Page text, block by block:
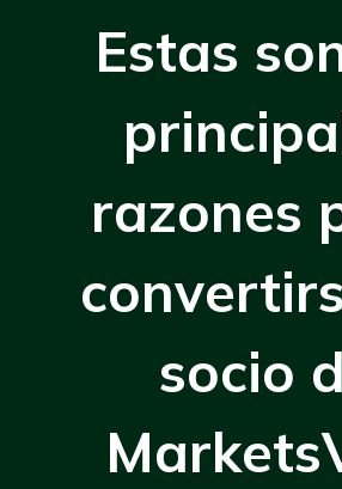
Estas
razones
socio